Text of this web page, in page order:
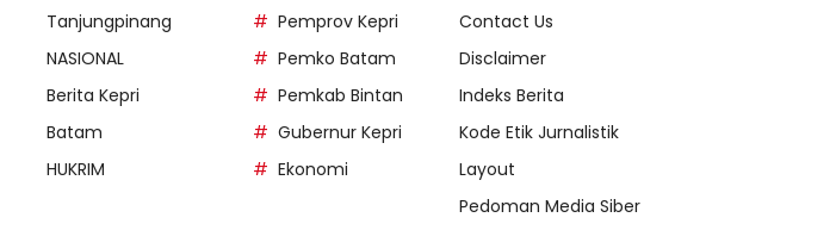
Tanjungpinang
NASIONAL
Berita Kepri
Batam
HUKRIM
Pemprov Kepri
Pemko Batam
Pemkab Bintan
Gubernur Kepri
Ekonomi
Contact Us
Disclaimer
Indeks Berita
Kode Etik Jurnalistik
Layout
Pedoman Media Siber